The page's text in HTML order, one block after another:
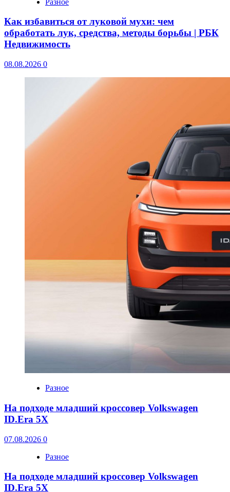
Как избавиться от луковой мухи: чем
обработать лук, средства, методы борьбы | РБК
Недвижимость
08.08.2026 0
Разное
На подходе младший кроссовер Volkswagen
ID.Era 5X
07.08.2026 0
Разное
На подходе младший кроссовер Volkswagen
ID.Era 5X